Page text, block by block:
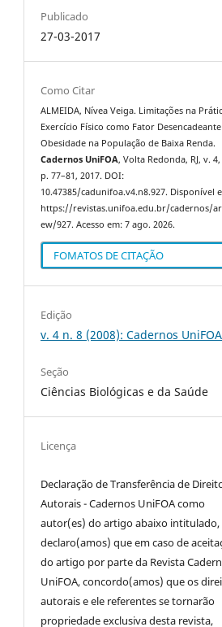
Publicado
27-03-2017
Como Citar
ALMEIDA, Nívea Veiga. Limitações na
Exercício Físico como Fator
Obesidade na População de Baixa Renda.
Cadernos UniFOA, Volta Redonda, RJ, v. 4,
p. 77–81, 2017. DOI:
10.47385/cadunifoa.v4.n8.927. Disponível
https://revistas.unifoa.edu.br/cadernos/
ew/927. Acesso em: 7 ago. 2026.
FOMATOS DE CITAÇÃO
Edição
v. 4 n. 8 (2008): Cadernos UniFOA
Seção
Ciências Biológicas e da Saúde
Licença
Declaração de Transferência de
Autorais - Cadernos UniFOA como
autor(es) do artigo abaixo intitulado,
declaro(amos) que em caso de
do artigo por parte da Revista
UniFOA, concordo(amos) que os
autorais e ele referentes se tornarão
propriedade exclusiva desta revista,